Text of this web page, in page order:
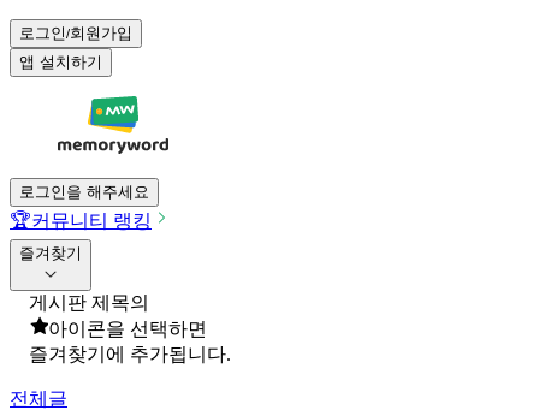
로그인/회원가입
앱 설치하기
로그인을 해주세요
🏆커뮤니티 랭킹
즐겨찾기
게시판 제목의
아이콘을 선택하면
즐겨찾기에 추가됩니다.
전체글